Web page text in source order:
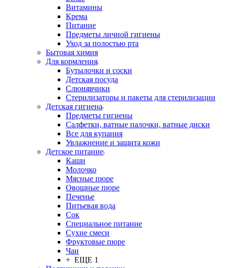
Витамины
Крема
Питание
Предметы личной гигиены
Уход за полостью рта
Бытовая химия
Для кормления
Бутылочки и соски
Детская посуда
Слюнявчики
Стерилизаторы и пакеты для стерилизации
Детская гигиена
Предметы гигиены
Салфетки, ватные палочки, ватные диски
Все для купания
Увлажнение и защита кожи
Детское питание
Каши
Молочко
Мясные пюре
Овощные пюре
Печенье
Питьевая вода
Сок
Специальное питание
Сухие смеси
Фруктовые пюре
Чаи
+ ЕЩЕ 1